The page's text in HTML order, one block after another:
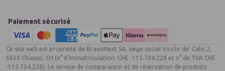
retour matinal le dernier jour.
Les horaires de votre vol vous seront communiqués entre 5
jours et la veille de votre départ par l'envoi d'un mail (ou fax)
pour votre rendez-vous aéroport.
La durée du séjour est calculée sur le nombre de nuits et
Paiement sécurisé
Ce site web est propriété de BravoNext SA, siège social Vicolo de’ Calvi 2,
6830 Chiasso, CH (n° d’immatriculation: CHE -115.704.228 et n° de TVA CHE
-115.704.228). Le service de comparaison et de réservation de produits